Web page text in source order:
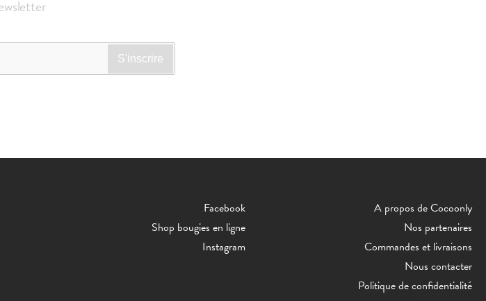
Facebook
Shop bougies en ligne
Instagram
A propos de Cocoonly
Nos partenaires
Commandes et livraisons
Nous contacter
Politique de confidentialité